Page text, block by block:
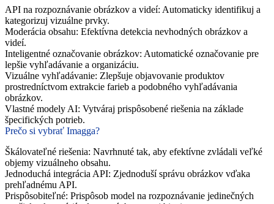
API na rozpoznávanie obrázkov a videí: Automaticky identifikuj a
kategorizuj vizuálne prvky.
Moderácia obsahu: Efektívna detekcia nevhodných obrázkov a
videí.
Inteligentné označovanie obrázkov: Automatické označovanie pre
lepšie vyhľadávanie a organizáciu.
Vizuálne vyhľadávanie: Zlepšuje objavovanie produktov
prostredníctvom extrakcie farieb a podobného vyhľadávania
obrázkov.
Vlastné modely AI: Vytváraj prispôsobené riešenia na základe
špecifických potrieb.
Prečo si vybrať Imagga?
Škálovateľné riešenia: Navrhnuté tak, aby efektívne zvládali veľké
objemy vizuálneho obsahu.
Jednoduchá integrácia API: Zjednoduší správu obrázkov vďaka
prehľadnému API.
Prispôsobiteľné: Prispôsob model na rozpoznávanie jedinečných